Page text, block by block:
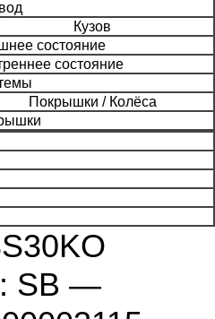
Кузов
состояние
состояние
Покрышки / Колёса
SB —